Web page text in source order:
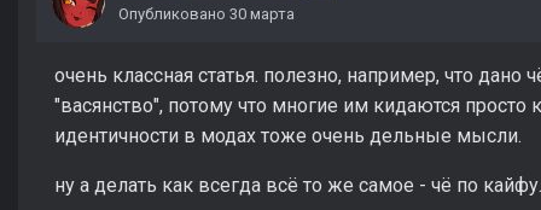
Опубликовано 30 марта
очень классная статья. полезно, например, что дано
"васянство", потому что многие им кидаются
идентичности в модах тоже очень дельные мысли.
ну а делать как всегда всё то же самое - чё по кайфу.